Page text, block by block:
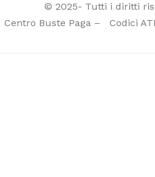
© 2025- Tutti i diritti
Centro Buste Paga– Codici